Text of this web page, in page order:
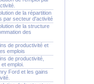
de la répartition
par secteur d'activité
de la structure
des
de productivité et
emplois
de productivité,
emploi.
Ford et les gains